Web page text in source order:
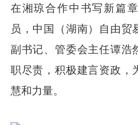
在湘琼合作中书写新篇
员，中国（湖南）自由贸
副书记、管委会主任谭浩
职尽责，积极建言资政，
慧和力量。